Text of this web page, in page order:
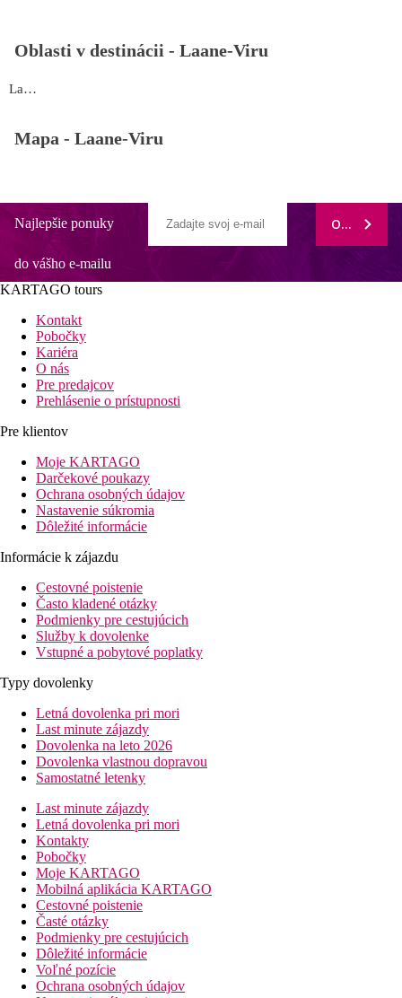
Oblasti v destinácii - Laane-Viru
Laane-Viru
Mapa - Laane-Viru
Najlepšie ponuky
do vášho e-mailu
ODOBERAŤ
KARTAGO tours
Kontakt
Pobočky
Kariéra
O nás
Pre predajcov
Prehlásenie o prístupnosti
Pre klientov
Moje KARTAGO
Darčekové poukazy
Ochrana osobných údajov
Nastavenie súkromia
Dôležité informácie
Informácie k zájazdu
Cestovné poistenie
Často kladené otázky
Podmienky pre cestujúcich
Služby k dovolenke
Vstupné a pobytové poplatky
Typy dovolenky
Letná dovolenka pri mori
Last minute zájazdy
Dovolenka na leto 2026
Dovolenka vlastnou dopravou
Samostatné letenky
Last minute zájazdy
Letná dovolenka pri mori
Kontakty
Pobočky
Moje KARTAGO
Mobilná aplikácia KARTAGO
Cestovné poistenie
Časté otázky
Podmienky pre cestujúcich
Dôležité informácie
Voľné pozície
Ochrana osobných údajov